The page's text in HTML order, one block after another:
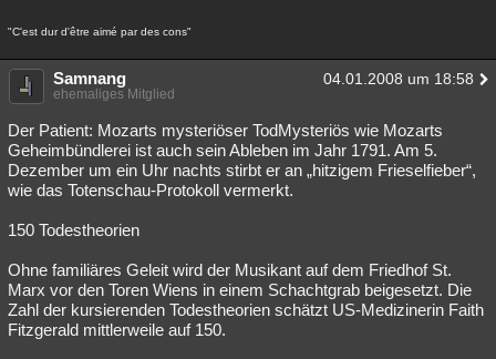
"C'est dur d'être aimé par des cons"
Samnang 04.01.2008 um 18:58
ehemaliges Mitglied
Der Patient: Mozarts mysteriöser TodMysteriös wie Mozarts
Geheimbündlerei ist auch sein Ableben im Jahr 1791. Am 5.
Dezember um ein Uhr nachts stirbt er an „hitzigem Frieselfieber“,
wie das Totenschau-Protokoll vermerkt.
150 Todestheorien
Ohne familiäres Geleit wird der Musikant auf dem Friedhof St.
Marx vor den Toren Wiens in einem Schachtgrab beigesetzt. Die
Zahl der kursierenden Todestheorien schätzt US-Medizinerin Faith
Fitzgerald mittlerweile auf 150.